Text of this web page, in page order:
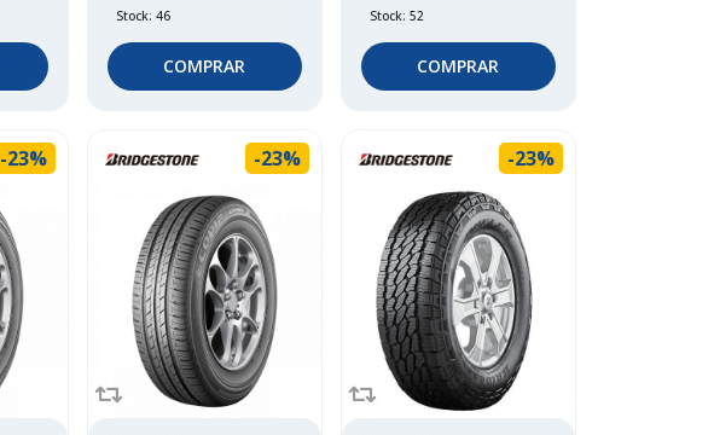
Stock: 46
COMPRAR
Stock: 52
COMPRAR
-23% -23% -23%